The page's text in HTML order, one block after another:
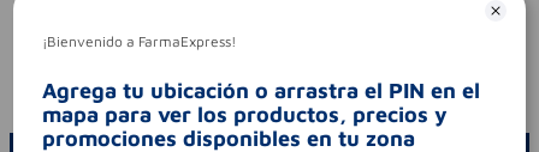
consultar al médico.
codigo invima 2018m-0014865-r1
¡Bienvenido a FarmaExpress!
Agrega tu ubicación o arrastra el PIN en el
mapa para ver los productos, precios y
promociones disponibles en tu zona